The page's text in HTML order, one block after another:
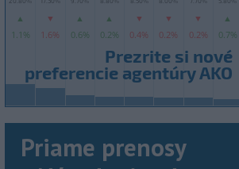
Priame prenosy